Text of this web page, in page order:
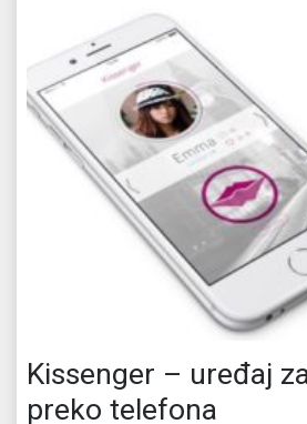
Kissenger – uređaj
preko telefona